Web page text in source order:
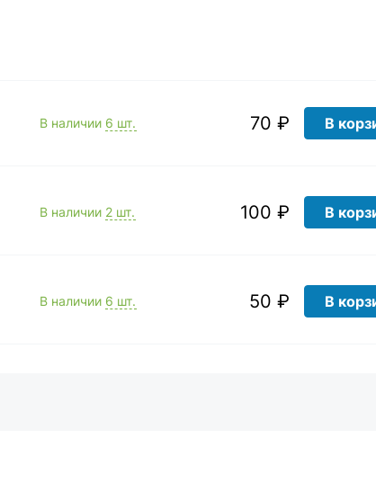
В наличии 6 шт. 70 ₽ В
В наличии 2 шт. 100 ₽ В
В наличии 6 шт. 50 ₽ В